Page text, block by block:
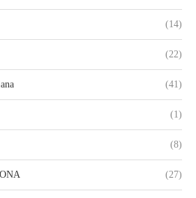
(14)
(22)
(41)
(1)
(8)
(27)